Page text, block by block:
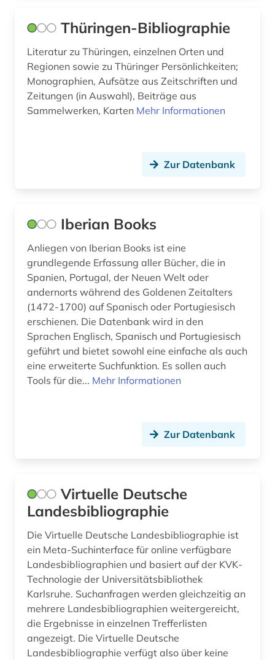
pazifikregion (1)
peru (1)
polen (4)
politik (1)
politikwissenschaft (1)
portugal (5)
portugiesisch (1)
prosa (1)
provinz norrbotten (1)
regensburg (1)
regionalbibliografie (29)
regionale geologie (2)
religion (1)
repository &lt;informatik&gt; (1)
rheinland <s></s> (1)
rheinland-pfalz (1)
Thüringen-Bibliographie
Literatur zu Thüringen, einzelnen Orten und
Regionen sowie zu Thüringer Persönlichkeiten;
Monographien, Aufsätze aus Zeitschriften und
Zeitungen (in Auswahl), Beiträge aus
Sammelwerken, Karten Mehr Informationen
Zur Datenbank
Iberian Books
Anliegen von Iberian Books ist eine
grundlegende Erfassung aller Bücher, die in
Spanien, Portugal, der Neuen Welt oder
andernorts während des Goldenen Zeitalters
(1472-1700) auf Spanisch oder Portugiesisch
erschienen. Die Datenbank wird in den
Sprachen Englisch, Spanisch und Portugiesisch
geführt und bietet sowohl eine einfache als auch
eine erweiterte Suchfunktion. Es sollen auch
Tools für die... Mehr Informationen
Zur Datenbank
Virtuelle Deutsche
Landesbibliographie
Die Virtuelle Deutsche Landesbibliographie ist
ein Meta-Suchinterface für online verfügbare
Landesbibliographien und basiert auf der KVK-
Technologie der Universitätsbibliothek
Karlsruhe. Suchanfragen werden gleichzeitig an
mehrere Landesbibliographien weitergereicht,
die Ergebnisse in einzelnen Trefferlisten
angezeigt. Die Virtuelle Deutsche
Landesbibliographie verfügt also über keine